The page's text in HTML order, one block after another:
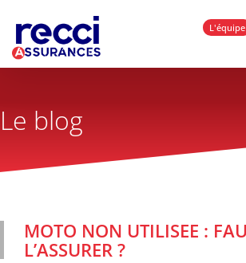
L'équipe
Le blog
MOTO NON UTILISEE :
L’ASSURER ?